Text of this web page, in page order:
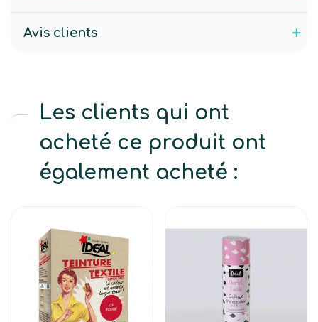
Avis clients
Les clients qui ont
acheté ce produit ont
également acheté :